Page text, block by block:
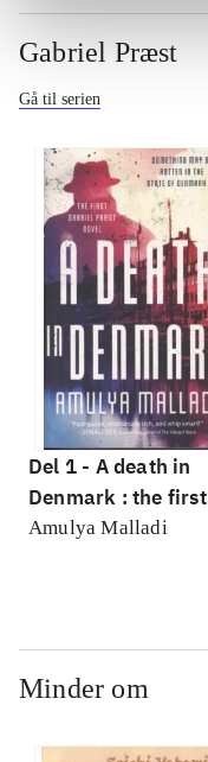
Gabriel Præst
Gå til serien
Del 1 - A death in
Denmark : the first
Gabriel Præst novel
Amulya Malladi
Minder om